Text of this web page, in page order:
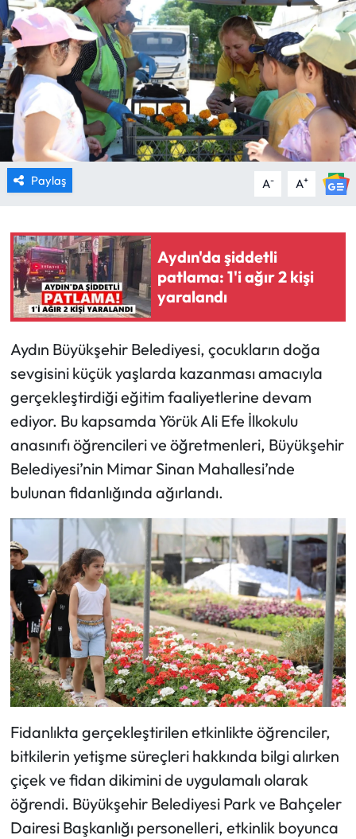
Paylaş A- A+
Aydın'da şiddetli
patlama: 1'i ağır 2 kişi
yaralandı
Aydın Büyükşehir Belediyesi, çocukların doğa
sevgisini küçük yaşlarda kazanması amacıyla
gerçekleştirdiği eğitim faaliyetlerine devam
ediyor. Bu kapsamda Yörük Ali Efe İlkokulu
anasınıfı öğrencileri ve öğretmenleri, Büyükşehir
Belediyesi’nin Mimar Sinan Mahallesi’nde
bulunan fidanlığında ağırlandı.
Fidanlıkta gerçekleştirilen etkinlikte öğrenciler,
bitkilerin yetişme süreçleri hakkında bilgi alırken
çiçek ve fidan dikimini de uygulamalı olarak
öğrendi. Büyükşehir Belediyesi Park ve Bahçeler
Dairesi Başkanlığı personelleri, etkinlik boyunca
TARIM
TURİZM
YAŞAM
RESMİ İLANLAR